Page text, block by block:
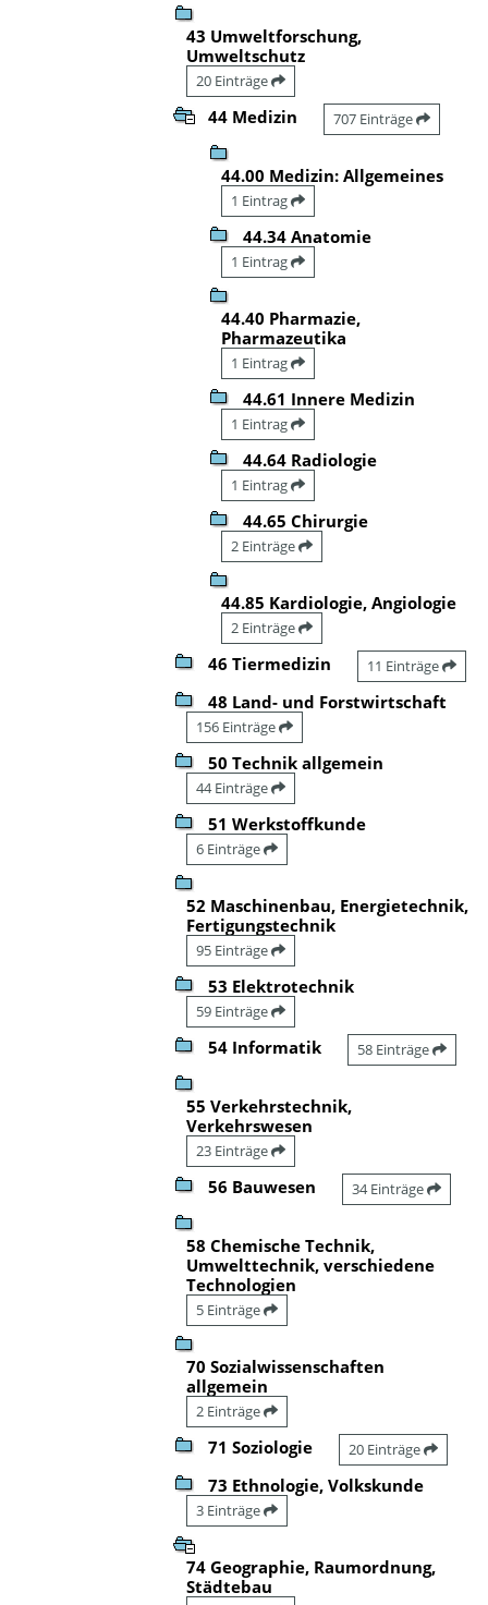
43 Umweltforschung,
Umweltschutz
20 Einträge
44 Medizin 707 Einträge
44.00 Medizin: Allgemeines
1 Eintrag
44.34 Anatomie
1 Eintrag
44.40 Pharmazie,
Pharmazeutika
1 Eintrag
44.61 Innere Medizin
1 Eintrag
44.64 Radiologie
1 Eintrag
44.65 Chirurgie
2 Einträge
44.85 Kardiologie, Angiologie
2 Einträge
46 Tiermedizin 11 Einträge
48 Land- und Forstwirtschaft
156 Einträge
50 Technik allgemein
44 Einträge
51 Werkstoffkunde
6 Einträge
52 Maschinenbau, Energietechnik,
Fertigungstechnik
95 Einträge
53 Elektrotechnik
59 Einträge
54 Informatik 58 Einträge
55 Verkehrstechnik,
Verkehrswesen
23 Einträge
56 Bauwesen 34 Einträge
58 Chemische Technik,
Umwelttechnik, verschiedene
Technologien
5 Einträge
70 Sozialwissenschaften
allgemein
2 Einträge
71 Soziologie 20 Einträge
73 Ethnologie, Volkskunde
3 Einträge
74 Geographie, Raumordnung,
Städtebau